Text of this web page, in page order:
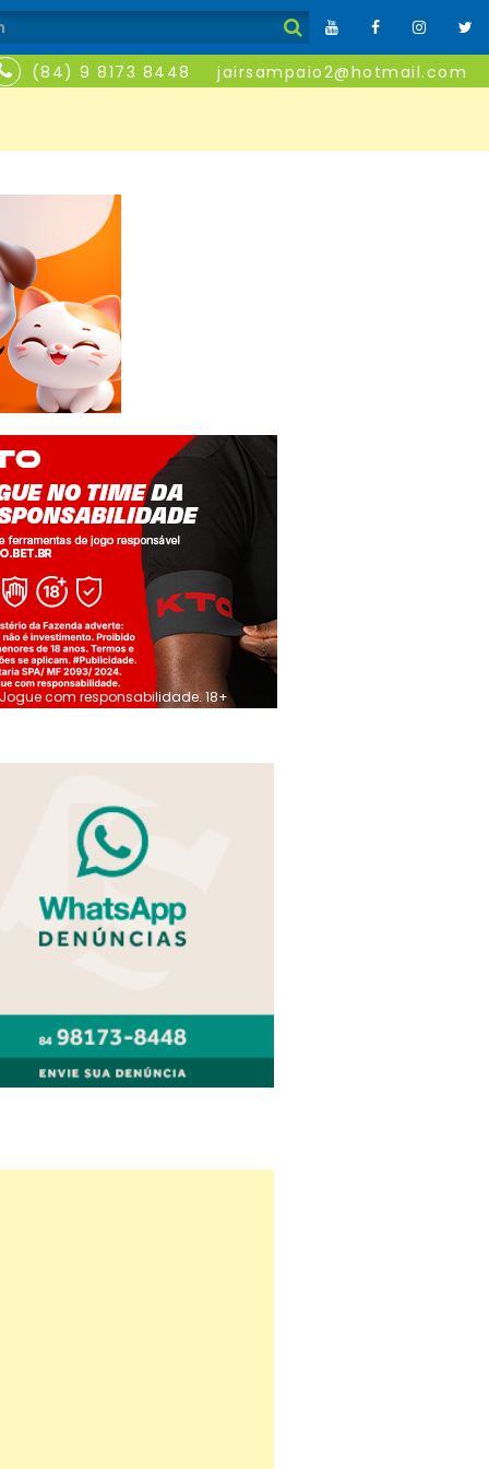
(84) 9 8173 8448 jairsampaio2@hotmail.com
Jogue com responsabilidade. 18+